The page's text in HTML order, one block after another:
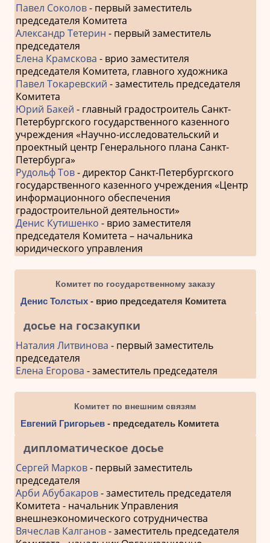
Павел Соколов- первый заместитель
председателя Комитета
Александр Тетерин - первый заместитель
председателя
Елена Крамскова - врио заместителя
председателя Комитета, главного художника
Павел Токаревский - заместитель председателя
Комитета
Юрий Бакей - главный градостроитель Санкт-
Петербургского государственного казенного
учреждения «Научно-исследовательский и
проектный центр Генерального плана Санкт-
Петербурга»
Рудольф Тов- директор Санкт-Петербургского
государственного казенного учреждения «Центр
информационного обеспечения
градостроительной деятельности»
Денис Кутишенко - врио заместителя
председателя Комитета – начальника
юридического управления
Комитет по государственному заказу
Денис Толстых- врио председателя Комитета
досье на госзакупки
Наталия Литвинова - первый заместитель
председателя
Елена Егорова - заместитель председателя
Комитет по внешним связям
Евгений Григорьев- председатель Комитета
дипломатическое досье
Сергей Марков- первый заместитель
председателя
Арби Абубакаров- заместитель председателя
Комитета - начальник Управления
внешнеэкономического сотрудничества
Вячеслав Калганов- заместитель председателя